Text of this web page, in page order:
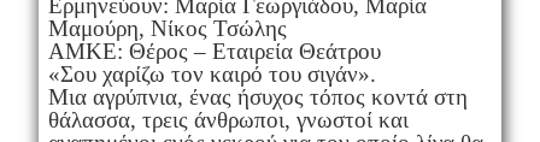
Μαμούρη, Νίκος Τσώλης
ΑΜΚΕ: Θέρος – Εταιρεία Θεάτρου
«Σου χαρίζω τον καιρό του σιγάν».
Μια αγρύπνια, ένας ήσυχος τόπος κοντά στη
θάλασσα, τρεις άνθρωποι, γνωστοί και